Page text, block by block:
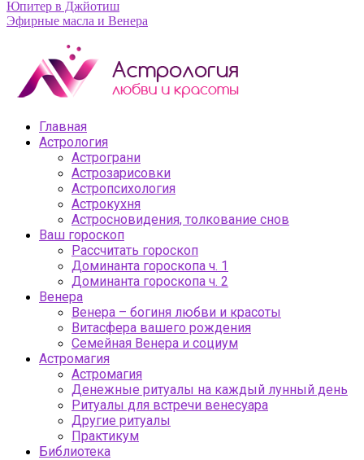
Юпитер в Джйотиш
Эфирные масла и Венера
Главная
Астрология
Астрограни
Астрозарисовки
Астропсихология
Астрокухня
Астросновидения, толкование снов
Ваш гороскоп
Рассчитать гороскоп
Доминанта гороскопа ч. 1
Доминанта гороскопа ч. 2
Венера
Венера – богиня любви и красоты
Витасфера вашего рождения
Семейная Венера и социум
Астромагия
Астромагия
Денежные ритуалы на каждый лунный день
Ритуалы для встречи венесуара
Другие ритуалы
Практикум
Библиотека